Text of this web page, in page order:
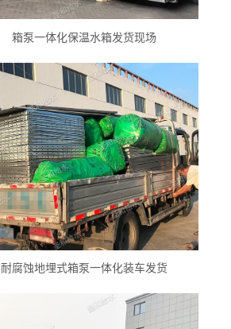
箱泵一体化保温水箱发货现场
耐腐蚀地埋式箱泵一体化装车发货